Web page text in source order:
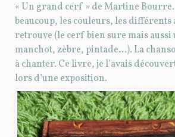
« Un grand cerf » de Martine Bourre.
beaucoup, les couleurs, les différents
retrouve (le cerf bien sure mais aussi
manchot, zèbre, pintade…). La
à chanter. Ce livre, je l’avais
lors d’une exposition.